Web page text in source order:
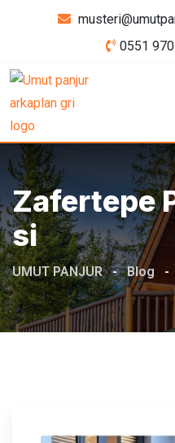
0551
Zafertepe
Si
UMUT PANJUR - Blog -